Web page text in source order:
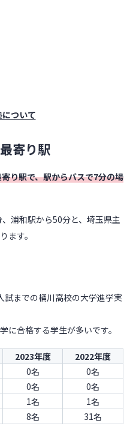
ついて
寄り駅
り駅で、駅からバスで7分の場
浦和駅から50分と、埼玉県主
ます。
までの桶川高校の大学進学実
に合格する学生が多いです。
2023年度
2022年度
0名
0名
0名
0名
1名
1名
8名 31名